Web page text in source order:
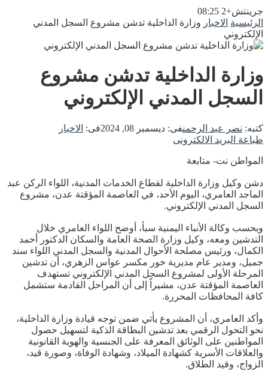
جرينتش+2 08:25
الرئيسية الاخبار وزارة الداخلية تدشن مشروع السجل المدني
الإلكتروني
وزارة الداخلية تدشن مشروع
السجل المدني الإلكتروني
كتبه: نصر عبد الرحمنفى: ديسمبر 08, 2024 فى: الاخبار
طباعة البريد الالكترونى
المواطن نت- متابعة
دشن وكيل وزارة الداخلية لقطاع الخدمات المدنية، اللواء الركن عبد
الماجد العامري، اليوم الأحد، في العاصمة المؤقتة عدن، مشروع
السجل المدني الإلكتروني.
وبحسب وكالة الأنباء اليمنية سبأ، أوضح اللواء العامري خلال
التدشين ومعه، وكيل وزارة الصحة العامة والسكان الدكتور أحمد
الكمال، ورئيس مصلحة الأحوال المدنية والسجل المدني اللواء سند
جميل، ومدير عام مديرية خور مكسر عواس الزهري، أن تدشين
المرحلة الأولى لمشروع السجل المدني الإلكتروني تستهدف
العاصمة المؤقتة عدن، مشيراً إلى أن المراحل القادمة ستشمل
كافة المحافظات المحررة.
وأكد العامري، أن المشروع يأتي ضمن توجه قيادة وزارة الداخلية،
نحو التحول الرقمي بعد تدشين البطاقة الذكية لتسهيل حصول
المواطنين على الوثائق المعرفة على الجنسية والهوية القانونية
والعلاقات الأسرية كشهادة الميلاد، وشهادة الوفاة، وصورة قيد،
الزواج، وقيد الطلاق.